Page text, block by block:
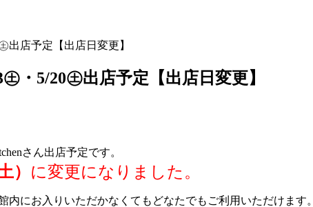
出店予定【出店日変更】
・5/20㊏出店予定【出店日変更】
さん出店予定です。
） に変更になりました。
にお入りいただかなくてもどなたでもご利用いただけます。